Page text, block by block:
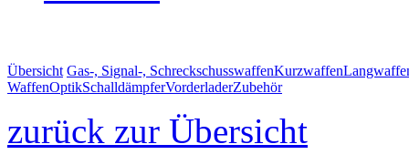
Übersicht Gas-, Signal-, SchreckschusswaffenKurzwaffen
WaffenOptikSchalldämpferVorderladerZubehör
zurück zur Übersicht